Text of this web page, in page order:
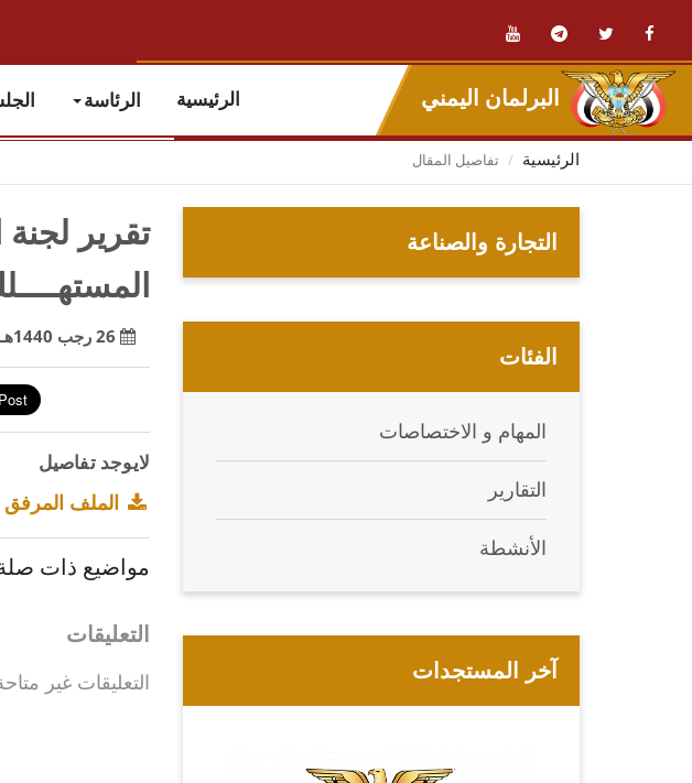
البرلمان اليمني الرئيسية الرئاسة
الرئيسية تفاصيل المقال
التجارة والصناعة
الفئات
المهام و الاختصاصات
التقارير
الأنشطة
آخر المستجدات
تقرير لجنة
لايوجد تفاصيل
الملف المرفق
مواضيع ذات
التعليقات
التعليقات غير